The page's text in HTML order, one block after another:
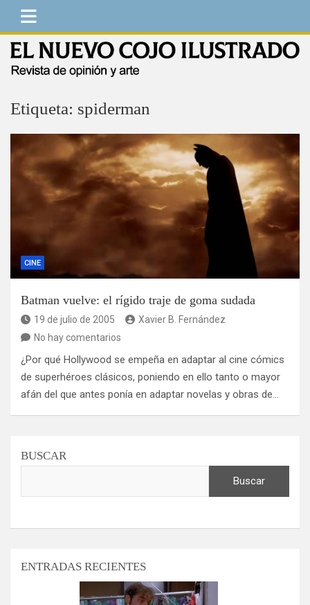
Saltar
contenido
Etiqueta: spiderman
CINE
Batman vuelve: el rígido traje de goma sudada
19 de julio de 2005
Xavier B. Fernández
No hay comentarios
¿Por qué Hollywood se empeña en adaptar al cine cómics
de superhéroes clásicos, poniendo en ello tanto o mayor
afán del que antes ponía en adaptar novelas y obras de…
BUSCAR
Buscar
ENTRADAS RECIENTES